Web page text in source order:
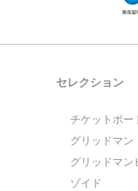
セレクション
チケットポー
グリッドマン
グリッドマン
ゾイド